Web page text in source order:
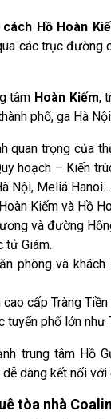
Hồ Hoàn
các trục đường
tâm Hoàn Kiếm,
phố, ga Hà
quan trọng của
hoạch – Kiến
Nội, Meliá Hanoi…
Kiếm và Hồ
và đường
tử Giám.
phòng và
cấp Tràng
tuyến phố lớn như
trung tâm Hồ
dễ dàng kết nối
tòa nhà